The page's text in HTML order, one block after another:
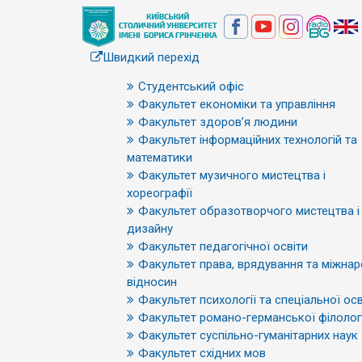
Швидкий перехід
Студентський офіс
Факультет економіки та управління
Факультет здоров’я людини
Факультет інформаційних технологій та
математики
Факультет музичного мистецтва і
хореографії
Факультет образотворчого мистецтва і
дизайну
Факультет педагогічної освіти
Факультет права, врядування та
відносин
Факультет психології та спеціальної
Факультет романо-германської
Факультет суспільно-гуманітарних наук
Факультет східних мов